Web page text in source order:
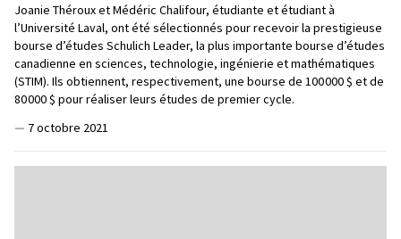
Joanie Théroux et Médéric Chalifour, étudiante et étudiant à
l’Université Laval, ont été sélectionnés pour recevoir la prestigieuse
bourse d’études Schulich Leader, la plus importante bourse d’études
canadienne en sciences, technologie, ingénierie et mathématiques
(STIM). Ils obtiennent, respectivement, une bourse de 100 000 $ et de
80 000 $ pour réaliser leurs études de premier cycle.
— 7 octobre 2021